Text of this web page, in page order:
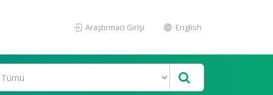
Araştırmacı Girişi English